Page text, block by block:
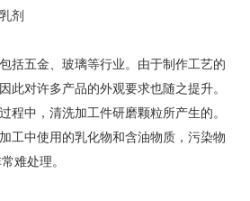
剂
括五金、玻璃等行业。由于制作工艺的
此对许多产品的外观要求也随之提升。
程中，清洗加工件研磨颗粒所产生的。
工中使用的乳化物和含油物质，污染物
难处理。